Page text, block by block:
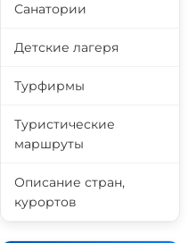
Санатории
Детские лагеря
Турфирмы
Туристические
маршруты
Описание стран,
курортов